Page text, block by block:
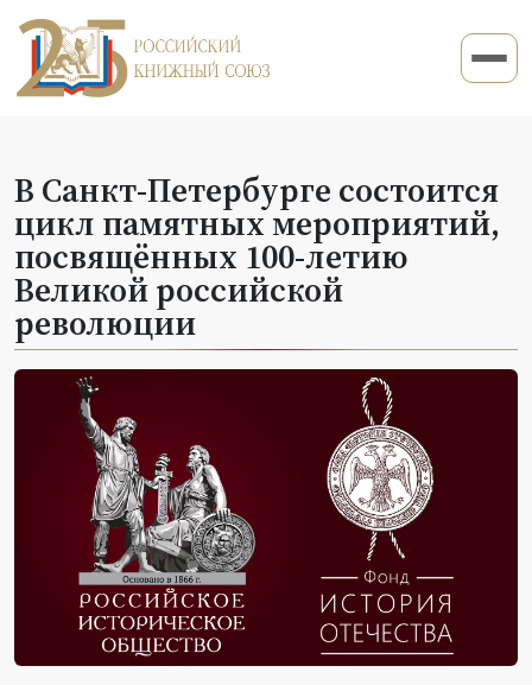
В Санкт-Петербурге состоится
цикл памятных мероприятий,
посвящённых 100-летию
Великой российской
революции